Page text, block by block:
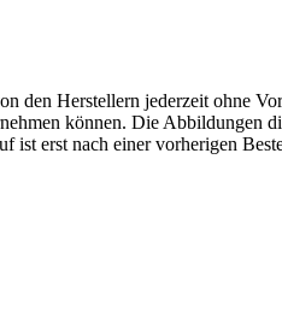
den Herstellern jederzeit ohne
können. Die Abbildungen
erst nach einer vorherigen